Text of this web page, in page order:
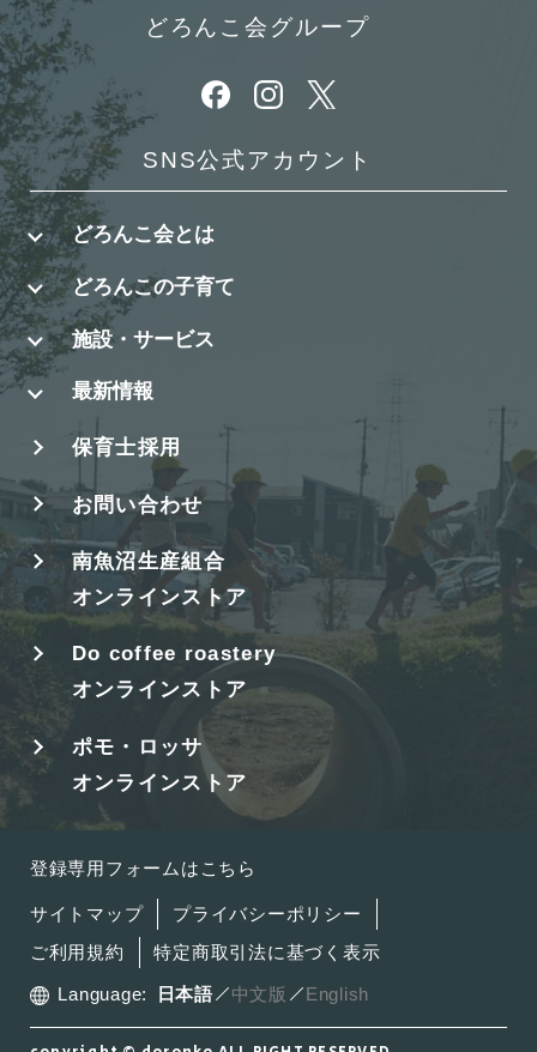
どろんこ会グループ
別ウィンドウで開きます
別ウィンドウで開きます
別ウィンドウで開きます
SNS公式アカウント
どろんこ会とは
どろんこの子育て
施設・サービス
最新情報
保育士採用
お問い合わせ
南魚沼生産組合
オンラインストア
Do coffee roastery
オンラインストア
ポモ・ロッサ
オンラインストア
登録専用フォームはこちら
サイトマップ
プライバシーポリシー
ご利用規約
特定商取引法に基づく表示
Language: 日本語 中文版 English